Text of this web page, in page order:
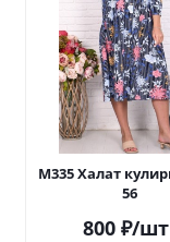
М335 Халат
56
800 ₽/шт